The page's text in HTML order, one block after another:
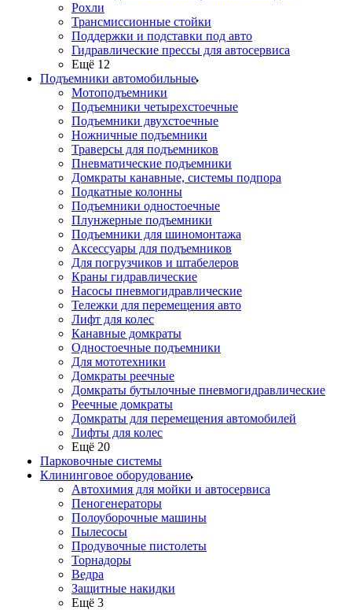
Рохли
Трансмиссионные стойки
Поддержки и подставки под авто
Гидравлические прессы для автосервиса
Ещё 12
Подъемники автомобильные
Мотоподъемники
Подъемники четырехстоечные
Подъемники двухстоечные
Ножничные подъемники
Траверсы для подъемников
Пневматические подъемники
Домкраты канавные, системы подпора
Подкатные колонны
Подъемники одностоечные
Плунжерные подъемники
Подъемники для шиномонтажа
Аксессуары для подъемников
Для погрузчиков и штабелеров
Краны гидравлические
Насосы пневмогидравлические
Тележки для перемещения авто
Лифт для колес
Канавные домкраты
Одностоечные подъемники
Для мототехники
Домкраты реечные
Домкраты бутылочные пневмогидравлические
Реечные домкраты
Домкраты для перемещения автомобилей
Лифты для колес
Ещё 20
Парковочные системы
Клининговое оборудование
Автохимия для мойки и автосервиса
Пеногенераторы
Полоуборочные машины
Пылесосы
Продувочные пистолеты
Торнадоры
Ведра
Защитные накидки
Ещё 3